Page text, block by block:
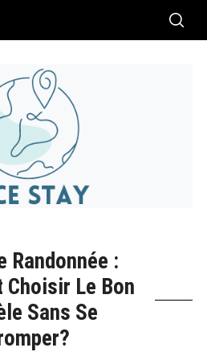
Randonnée :
Choisir Le Bon
Sans Se